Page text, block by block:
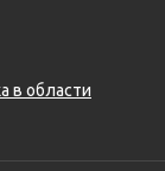
в области